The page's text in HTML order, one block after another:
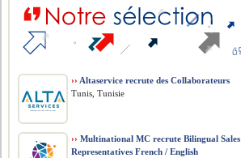
›› Altaservice recrute des Collaborateurs
Tunis, Tunisie
›› Multinational MC recrute Bilingual Sales
Representatives French / English